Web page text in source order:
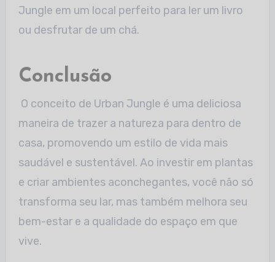
Jungle em um local perfeito para ler um livro
ou desfrutar de um chá.
Conclusão
O conceito de Urban Jungle é uma deliciosa
maneira de trazer a natureza para dentro de
casa, promovendo um estilo de vida mais
saudável e sustentável. Ao investir em plantas
e criar ambientes aconchegantes, você não só
transforma seu lar, mas também melhora seu
bem-estar e a qualidade do espaço em que
vive.